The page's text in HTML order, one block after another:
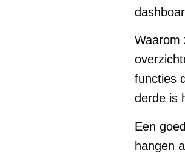
Waarom
functies
derde is
Een
hangen